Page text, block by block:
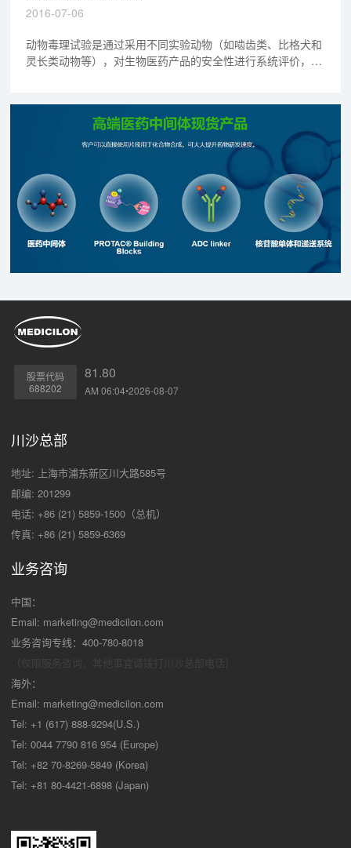
2016-07-06
动物毒理试验是通过采用不同实验动物（如啮齿类、比格犬和
灵长类动物等），对生物医药产品的安全性进行系统评价，研
股票代码
688202
81.80
AM 06:04•2026-08-07
川沙总部
地址: 上海市浦东新区川大路585号
邮编: 201299
电话: +86 (21) 5859-1500（总机）
传真: +86 (21) 5859-6369
业务咨询
中国：
Email: marketing@medicilon.com
业务咨询专线：400-780-8018
海外：
Email: marketing@medicilon.com
Tel: +1 (617) 888-9294(U.S.)
Tel: 0044 7790 816 954 (Europe)
Tel: +82 70-8269-5849 (Korea)
Tel: +81 80-4421-6898 (Japan)